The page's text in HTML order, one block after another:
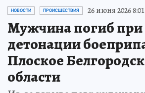
НОВОСТИ ПРОИСШЕСТВИЯ 26 июня 2026 8:01
Мужчина погиб при
детонации
Плоское
области